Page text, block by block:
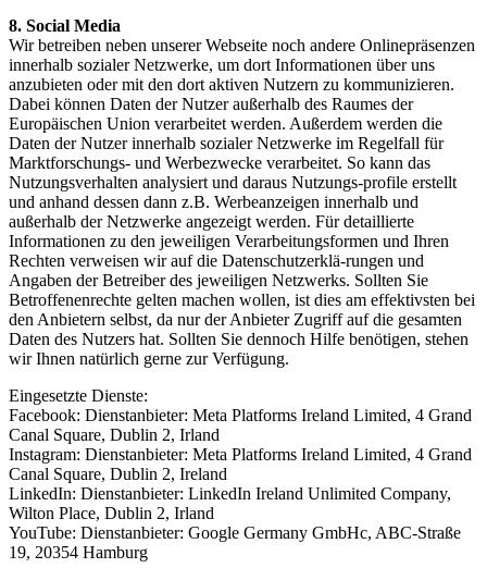
8. Social Media
Wir betreiben neben unserer Webseite noch andere Onlinepräsenzen
innerhalb sozialer Netzwerke, um dort Informationen über uns
anzubieten oder mit den dort aktiven Nutzern zu kommunizieren.
Dabei können Daten der Nutzer außerhalb des Raumes der
Europäischen Union verarbeitet werden. Außerdem werden die
Daten der Nutzer innerhalb sozialer Netzwerke im Regelfall für
Marktforschungs- und Werbezwecke verarbeitet. So kann das
Nutzungsverhalten analysiert und daraus Nutzungs-profile erstellt
und anhand dessen dann z.B. Werbeanzeigen innerhalb und
außerhalb der Netzwerke angezeigt werden. Für detaillierte
Informationen zu den jeweiligen Verarbeitungsformen und Ihren
Rechten verweisen wir auf die Datenschutzerklä-rungen und
Angaben der Betreiber des jeweiligen Netzwerks. Sollten Sie
Betroffenenrechte gelten machen wollen, ist dies am effektivsten bei
den Anbietern selbst, da nur der Anbieter Zugriff auf die gesamten
Daten des Nutzers hat. Sollten Sie dennoch Hilfe benötigen, stehen
wir Ihnen natürlich gerne zur Verfügung.
Eingesetzte Dienste:
Facebook: Dienstanbieter: Meta Platforms Ireland Limited, 4 Grand
Canal Square, Dublin 2, Irland
Instagram: Dienstanbieter: Meta Platforms Ireland Limited, 4 Grand
Canal Square, Dublin 2, Ireland
LinkedIn: Dienstanbieter: LinkedIn Ireland Unlimited Company,
Wilton Place, Dublin 2, Irland
YouTube: Dienstanbieter: Google Germany GmbHc, ABC-Straße
19, 20354 Hamburg